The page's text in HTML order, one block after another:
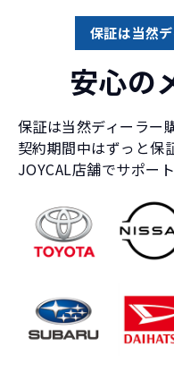
保証は当然
安心の
保証は当然ディーラー
契約期間中はずっと保
JOYCAL店舗でサポー